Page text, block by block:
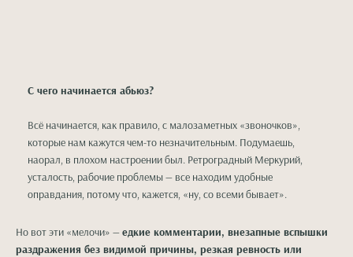
С чего начинается абьюз?
Всё начинается, как правило, с малозаметных «звоночков»,
которые нам кажутся чем-то незначительным. Подумаешь,
наорал, в плохом настроении был. Ретроградный Меркурий,
усталость, рабочие проблемы — все находим удобные
оправдания, потому что, кажется, «ну, со всеми бывает».
Но вот эти «мелочи» — едкие комментарии, внезапные вспышки
раздражения без видимой причины, резкая ревность или